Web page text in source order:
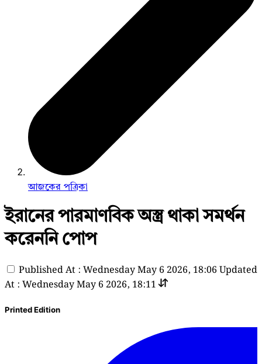
আজকের পত্রিকা
ইরানের পারমাণবিক অস্ত্র থাকা সমর্থন
করেননি পোপ
Published At : Wednesday May 6 2026, 18:06 Updated
At : Wednesday May 6 2026, 18:11
Printed Edition